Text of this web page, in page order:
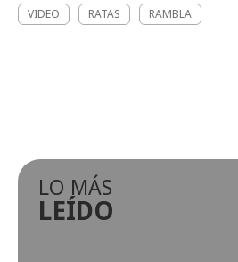
VIDEO RATAS RAMBLA
LO MÁS
LEÍDO